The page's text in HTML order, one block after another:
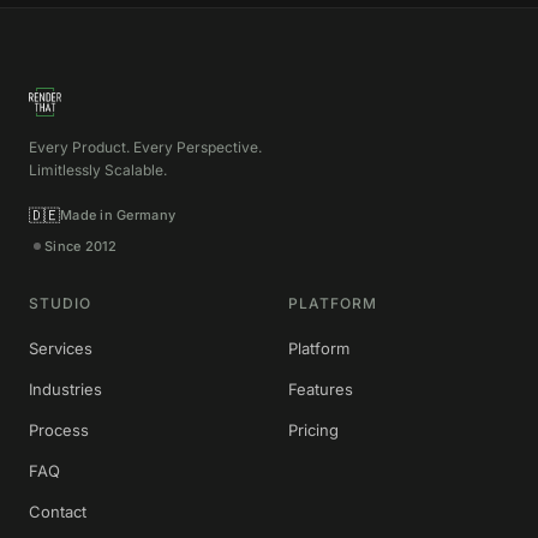
Every Product. Every Perspective.
Limitlessly Scalable.
🇩🇪Made in Germany
Since 2012
STUDIO
Services
Industries
Process
FAQ
Contact
PLATFORM
Platform
Features
Pricing